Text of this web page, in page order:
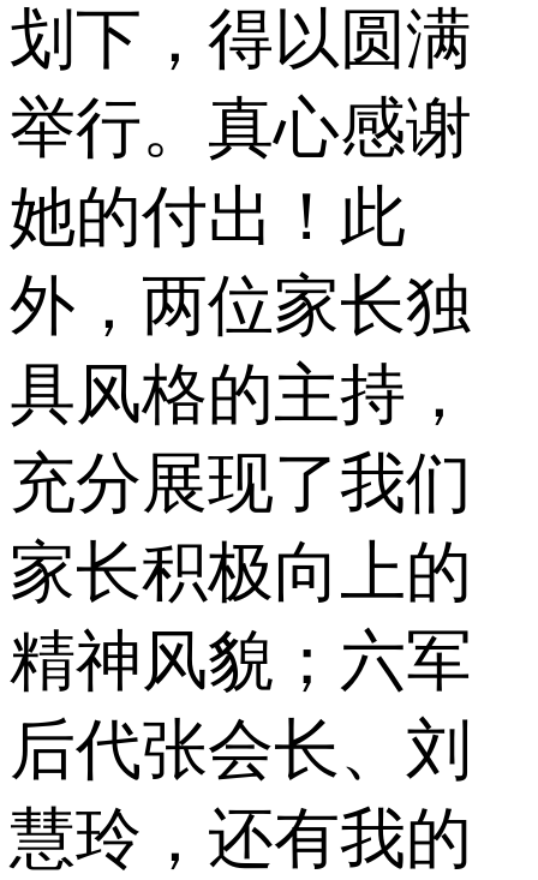
划下，得以圆满
举行。真心感谢
她的付出！此
外，两位家长独
具风格的主持，
充分展现了我们
家长积极向上的
精神风貌；六军
后代张会长、刘
慧玲，还有我的